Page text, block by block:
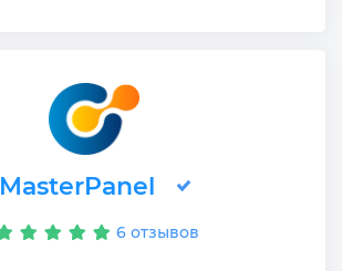
MasterPanel
6 отзывов